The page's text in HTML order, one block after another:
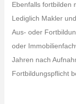
Ebenfalls fortbilden
Lediglich Makler
Aus- oder
oder
Jahren nach
Fortbildungspflicht